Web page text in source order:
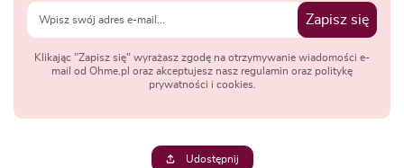
Zapisz się
Klikając "Zapisz się" wyrażasz zgodę na otrzymywanie wiadomości e-
mail od Ohme.pl oraz akceptujesz nasz regulamin oraz politykę
prywatności i cookies.
Udostępnij